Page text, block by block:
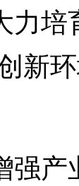
力培
新
产业